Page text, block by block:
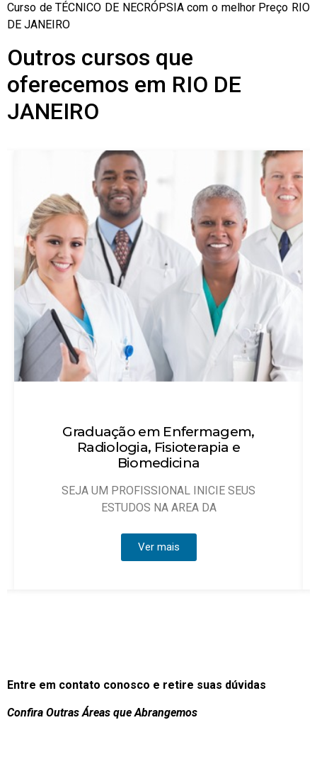
Curso de TÉCNICO DE NECRÓPSIA com o melhor Preço RIO
DE JANEIRO
Outros cursos que
oferecemos em RIO DE
JANEIRO
Técnico em Enfermagem
Objetivo: Habilitar técnicos de enfermagem
Entre em contato conosco e retire suas dúvidas
Confira Outras Áreas que Abrangemos